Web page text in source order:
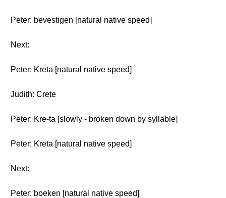
Peter: bevestigen [natural native speed]
Next:
Peter: Kreta [natural native speed]
Judith: Crete
Peter: Kre-ta [slowly - broken down by syllable]
Peter: Kreta [natural native speed]
Next:
Peter: boeken [natural native speed]